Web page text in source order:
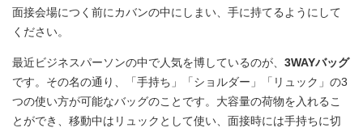
面接会場につく前にカバンの中にしまい、手に持てるようにして
ください。
最近ビジネスパーソンの中で人気を博しているのが、 3WAYバッグ
です。その名の通り、「手持ち」「ショルダー」「リュック」の3
つの使い方が可能なバッグのことです。大容量の荷物を入れるこ
とができ、移動中はリュックとして使い、面接時には手持ちに切